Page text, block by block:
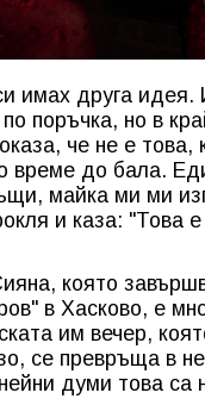
имах друга идея.
поръчка, но в
че не е това,
време до бала.
майка ми ми
и каза: "Това
която
в Хасково, е
им вечер,
се превръща в
думи това са